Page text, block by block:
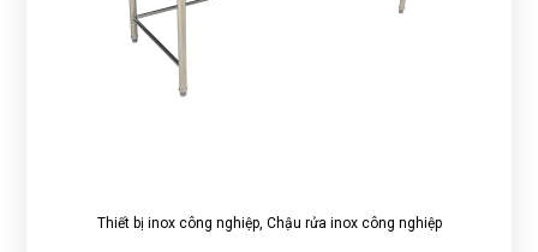
Thiết bị inox công nghiệp, Chậu rửa inox công nghiệp